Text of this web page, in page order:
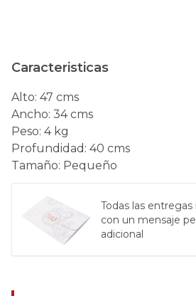
Caracteristicas
Alto: 47 cms
Ancho: 34 cms
Peso: 4 kg
Profundidad : 40 cms
Tamaño: Pequeño
Todas las
con un mensaje
adicional